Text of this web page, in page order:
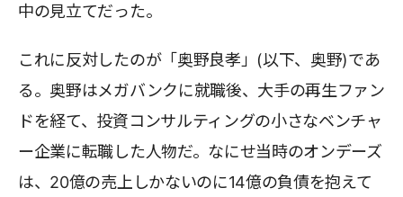
中の見立てだった。
これに反対したのが「奥野良孝」(以下、奥野)であ
る。奥野はメガバンクに就職後、大手の再生ファン
ドを経て、投資コンサルティングの小さなベンチャ
ー企業に転職した人物だ。なにせ当時のオンデーズ
は、20億の売上しかないのに14億の負債を抱えて